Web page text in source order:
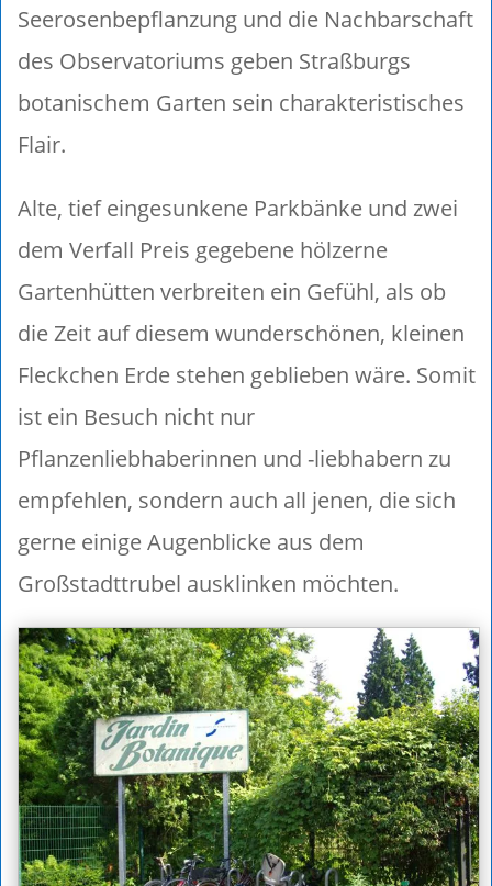
Seerosenbepflanzung und die Nachbarschaft
des Observatoriums geben Straßburgs
botanischem Garten sein charakteristisches
Flair.
Alte, tief eingesunkene Parkbänke und zwei
dem Verfall Preis gegebene hölzerne
Gartenhütten verbreiten ein Gefühl, als ob
die Zeit auf diesem wunderschönen, kleinen
Fleckchen Erde stehen geblieben wäre. Somit
ist ein Besuch nicht nur
Pflanzenliebhaberinnen und -liebhabern zu
empfehlen, sondern auch all jenen, die sich
gerne einige Augenblicke aus dem
Großstadttrubel ausklinken möchten.